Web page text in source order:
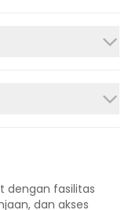
dengan fasilitas
dan akses